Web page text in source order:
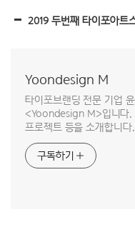
2019 두번째 타이포아트
Yoondesign M
타이포브랜딩 전문 기업
<Yoondesign M>입니다.
프로젝트 등을 소개합니다.
구독하기